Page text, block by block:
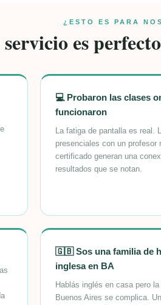
¿ESTO ES PARA
es
💻 Probaron las clases
funcionaron
La fatiga de pantalla es real.
presenciales con un profesor
certificado generan una
resultados que se notan.
🇬🇧 Sos una familia de
inglesa en BA
Hablás inglés en casa pero
Buenos Aires se complica.